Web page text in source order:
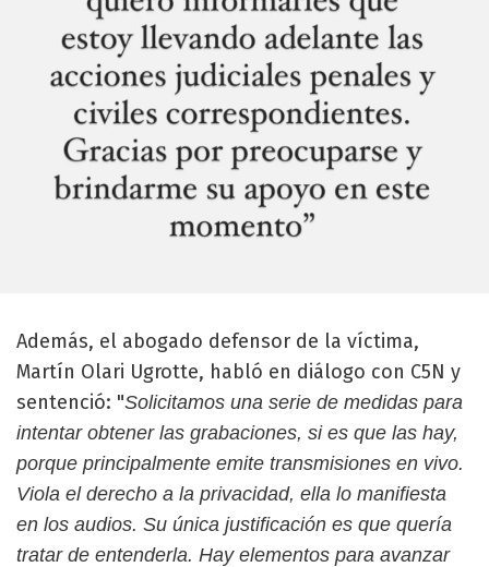
Además, el abogado defensor de la víctima,
Martín Olari Ugrotte, habló en diálogo con C5N y
sentenció: "Solicitamos una serie de medidas para
intentar obtener las grabaciones, si es que las hay,
porque principalmente emite transmisiones en vivo.
Viola el derecho a la privacidad, ella lo manifiesta
en los audios. Su única justificación es que quería
tratar de entenderla. Hay elementos para avanzar